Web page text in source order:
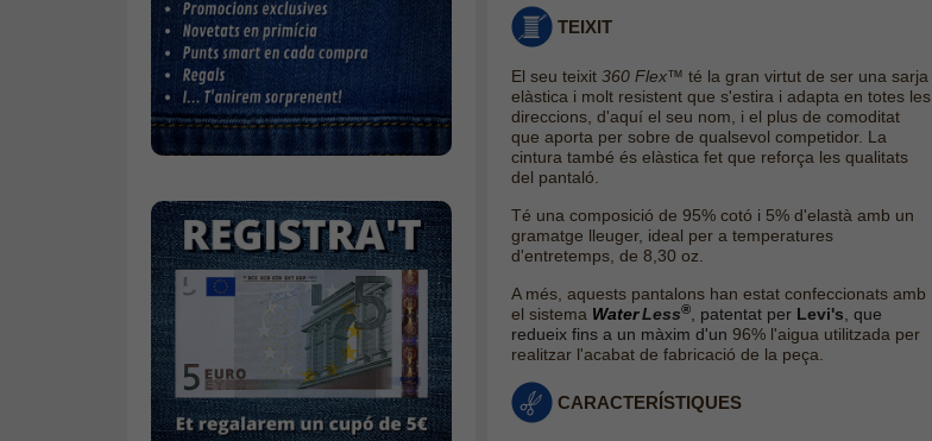
Cinturons
Bufandes i mocadors
Calçat
Gavardina estiu home
Mitjons
Pana dona
Roba interior
TEIXIT
El seu teixit 360 Flex™ té la gran virtut de ser una sarja
elàstica i molt resistent que s'estira i adapta en totes les
direccions, d'aquí el seu nom, i el plus de comoditat
que aporta per sobre de qualsevol competidor. La
cintura també és elàstica fet que reforça les qualitats
del pantaló.
Té una composició de 95% cotó i 5% d'elastà amb un
gramatge lleuger, ideal per a temperatures
d'entretemps, de 8,30 oz.
A més, aquests pantalons han estat confeccionats amb
el sistema Water Less®, patentat per Levi's, que
redueix fins a un màxim d'un 96% l'aigua utilitzada per
realitzar l'acabat de fabricació de la peça.
CARACTERÍSTIQUES